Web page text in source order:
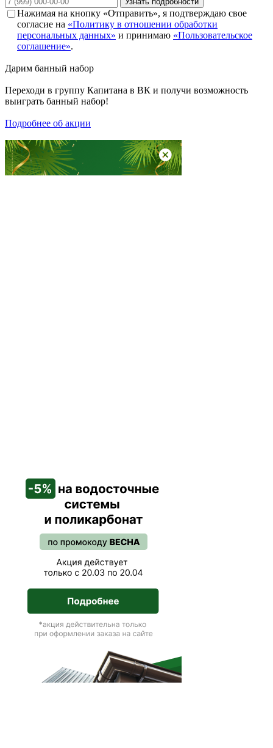
Нажимая на кнопку «Отправить», я подтверждаю свое
согласие на «Политику в отношении обработки
персональных данных» и принимаю «Пользовательское
соглашение».
Дарим банный набор
Переходи в группу Капитана в ВК и получи возможность
выиграть банный набор!
Подробнее об акции